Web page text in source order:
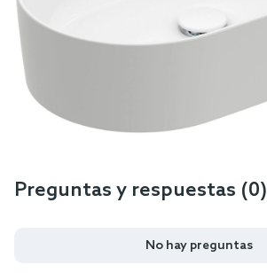
Preguntas y respuestas (0)
No hay preguntas